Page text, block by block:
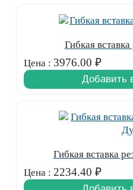
Гибкая
Цена : 3976.00 ₽
Добавить
Гибкая вставка
Цена : 2234.40 ₽